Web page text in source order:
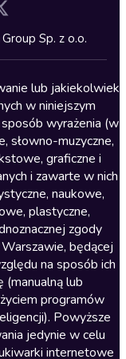
Sp. z o.o.
lub jakiekolwiek
w niniejszym
wyrażenia (w
słowno-muzyczne,
graficzne i
i zawarte w nich
naukowe,
plastyczne,
zgody
będącej
na sposób ich
lub
programów
Powyższe
jedynie w celu
internetowe